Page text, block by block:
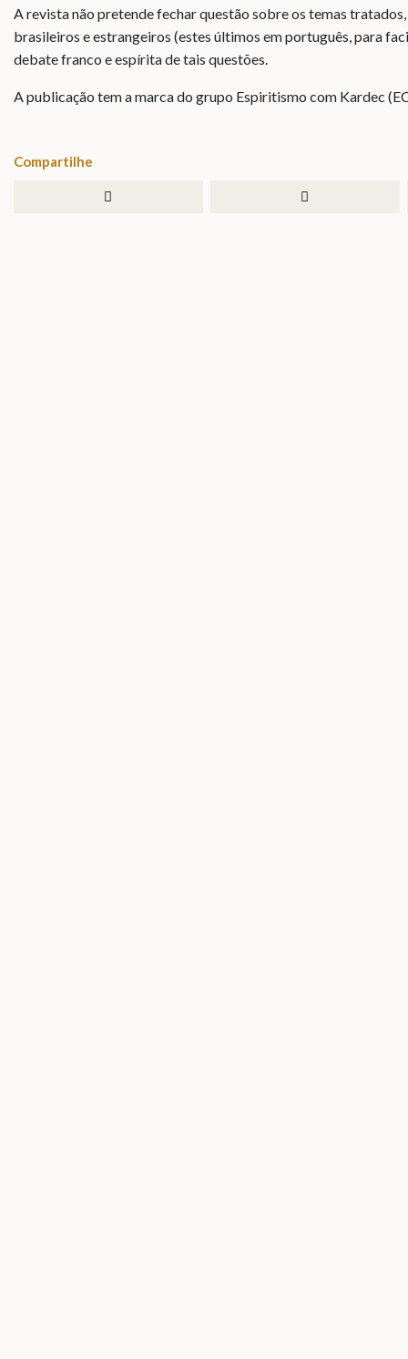
A revista não pretende fechar questão sobre os temas
brasileiros e estrangeiros (estes últimos em português, para
debate franco e espírita de tais questões.
A publicação tem a marca do grupo Espiritismo com Kardec
Compartilhe